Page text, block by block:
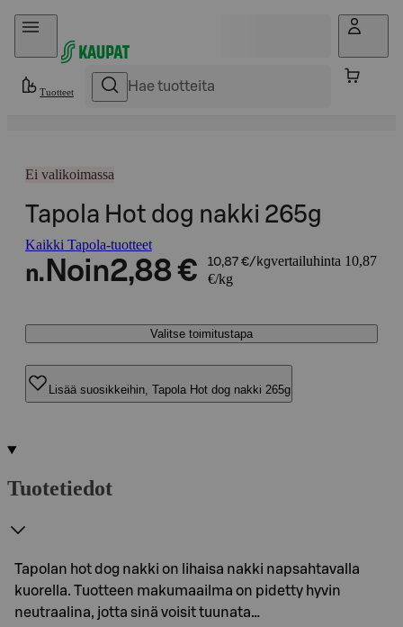
Hyppää sisältöön
Tuotteet
Ei valikoimassa
Tapola Hot dog nakki 265g
Kaikki Tapola-tuotteet
n. Noin2,88 € 10,87 €/kgvertailuhinta 10,87
€/kg
Valitse toimitustapa
Lisää suosikkeihin, Tapola Hot dog nakki 265g
Tuotetiedot
Tapolan hot dog nakki on lihaisa nakki napsahtavalla
kuorella. Tuotteen makumaailma on pidetty hyvin
neutraalina, jotta sinä voisit tuunata…